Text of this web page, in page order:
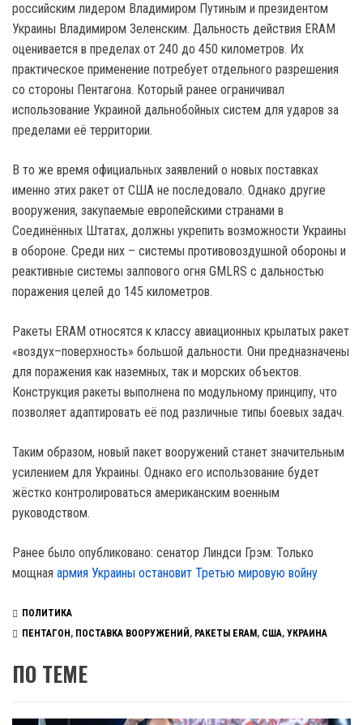
российским лидером Владимиром Путиным и президентом
Украины Владимиром Зеленским. Дальность действия ERAM
оценивается в пределах от 240 до 450 километров. Их
практическое применение потребует отдельного разрешения
со стороны Пентагона. Который ранее ограничивал
использование Украиной дальнобойных систем для ударов за
пределами её территории.
В то же время официальных заявлений о новых поставках
именно этих ракет от США не последовало. Однако другие
вооружения, закупаемые европейскими странами в
Соединённых Штатах, должны укрепить возможности Украины
в обороне. Среди них – системы противовоздушной обороны и
реактивные системы залпового огня GMLRS с дальностью
поражения целей до 145 километров.
Ракеты ERAM относятся к классу авиационных крылатых ракет
«воздух–поверхность» большой дальности. Они предназначены
для поражения как наземных, так и морских объектов.
Конструкция ракеты выполнена по модульному принципу, что
позволяет адаптировать её под различные типы боевых задач.
Таким образом, новый пакет вооружений станет значительным
усилением для Украины. Однако его использование будет
жёстко контролироваться американским военным
руководством.
Ранее было опубликовано: сенатор Линдси Грэм: Только
мощная армия Украины остановит Третью мировую войну
ПОЛИТИКА
ПЕНТАГОН , ПОСТАВКА ВООРУЖЕНИЙ , РАКЕТЫ ERAM , США, УКРАИНА
ПО ТЕМЕ